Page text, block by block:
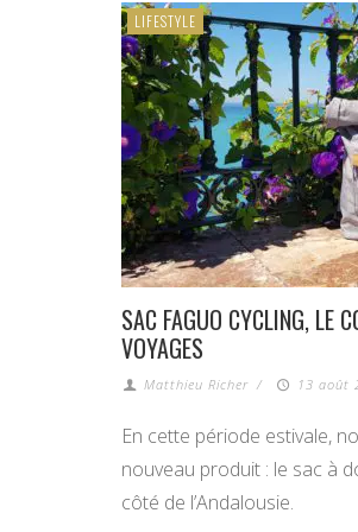
LIFESTYLE
SAC FAGUO CYCLING, LE
VOYAGES
Matthieu Richer / 13 août
En cette période estivale,
nouveau produit : le sac à
côté de l’Andalousie.